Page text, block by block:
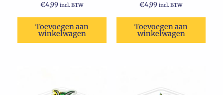
€4,99 incl. BTW
Toevoegen aan
winkelwagen
€4,99 incl. BTW
Toevoegen aan
winkelwagen